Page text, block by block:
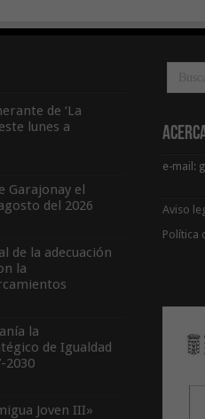
de ‘La
lunes a
Garajonay el
del 2026
de la adecuación
la
la
de Igualdad
2030
Joven III»
e-mail:
Aviso
Política